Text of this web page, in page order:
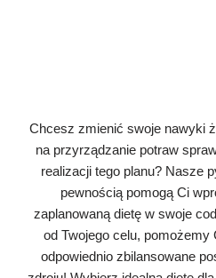
Chcesz zmienić swoje nawyki
na przyrządzanie potraw
realizacji tego planu? Nasze
pewnością pomogą Ci
zaplanowaną dietę w swoje
od Twojego celu, pomożemy
odpowiednio zbilansowane